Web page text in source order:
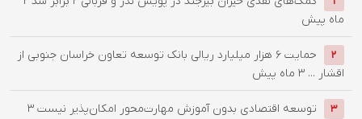
ماه پیش
2
حمایت 6 هزار میلیارد ریالی بانک توسعه تعاون خراسان جنوبی از
اقشار ... 3 ماه پیش
3 توسعه اقتصادی بدون آموزش مهارت‌محور امکان‌پذیر نیست 3